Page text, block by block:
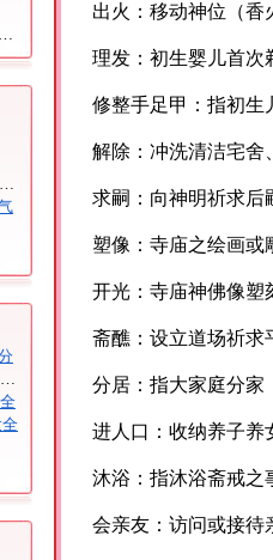
太极鱼八字起名网专业好用吗？太极鱼起名怎么样？
2026马年宝宝“有水有草”吉祥名字大全
2026公司起名：三个字稀缺公司名大全
出火：移动神位（香
理发：初生婴儿首次
修整手足甲：指初生
解除：冲洗清洁宅舍
求嗣：向神明祈求后
塑像：寺庙之绘画或
开光：寺庙神佛像塑
斋醮：设立道场祈求
分居：指大家庭分家
进人口：收纳养子养
沐浴：指沐浴斋戒之
会亲友：访问或接待